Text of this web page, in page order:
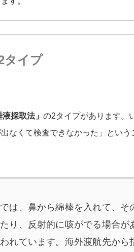
タイプ
採取法」 の2タイプがあります。
なくて検査できなかった」とい
では、鼻から綿棒を入れて、そ
り、反射的に咳がでる場合が
れています。海外渡航先から